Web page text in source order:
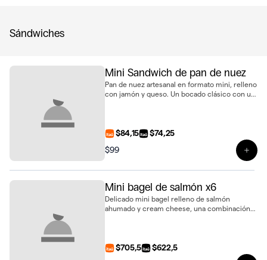
Sándwiches
Mini Sandwich de pan de nuez
Pan de nuez artesanal en formato mini, relleno
con jamón y queso. Un bocado clásico con un
$84,15
$74,25
$99
Mini bagel de salmón x6
Delicado mini bagel relleno de salmón
ahumado y cream cheese, una combinación
$705,5
$622,5